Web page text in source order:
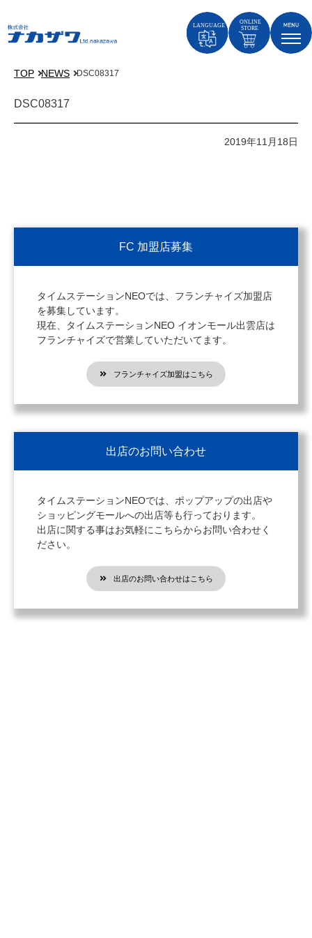
TOP NEWS DSC08317
DSC08317
2019年11月18日
FC 加盟店募集
タイムステーションNEOでは、フランチャイズ加盟店
を募集しています。
現在、タイムステーションNEO イオンモール出雲店は
フランチャイズで営業していただいてます。
フランチャイズ加盟はこちら
出店のお問い合わせ
タイムステーションNEOでは、ポップアップの出店や
ショッピングモールへの出店等も行っております。
出店に関する事はお気軽にこちらからお問い合わせく
ださい。
出店のお問い合わせはこちら